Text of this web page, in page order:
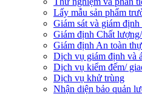
Lấy mẫu sản phẩm
Giám sát và giám định
Giám định Chất
Giám định An toàn
Dịch vụ giám định và
Dịch vụ kiểm đếm/
Dịch vụ khử trùng
Nhận diện bảo quản